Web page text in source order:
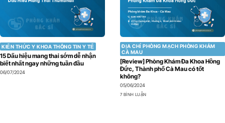
KIẾN THỨC Y KHOA THÔNG TIN Y TẾ
15 Dấu hiệu mang thai sớm dễ nhận
biết nhất ngay những tuần đầu
06/07/2024
ĐỊA CHỈ PHÒNG MẠCH PHÒNG KHÁM
CÀ MAU
[Review] Phòng Khám Đa Khoa Hồng
Đức, Thành phố Cà Mau có tốt
không?
05/06/2024
7 BÌNH LUẬN